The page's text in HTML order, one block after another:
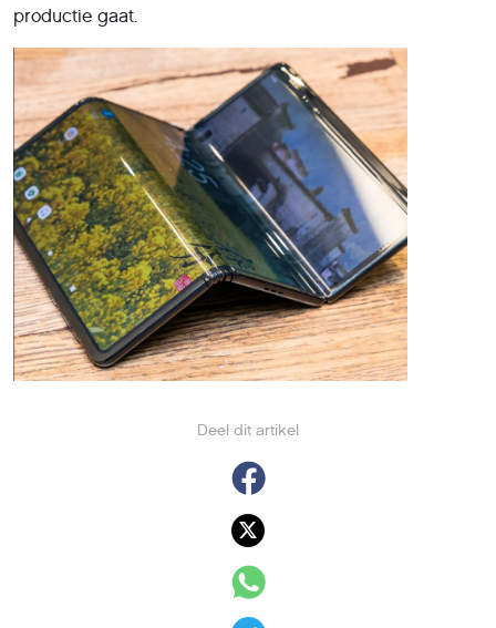
Deel dit artikel
productie gaat.